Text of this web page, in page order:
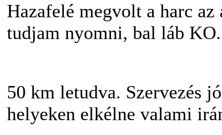
Hazafelé megvolt a harc
tudjam nyomni, bal láb KO.
50 km letudva. Szervezés
helyeken elkélne valami